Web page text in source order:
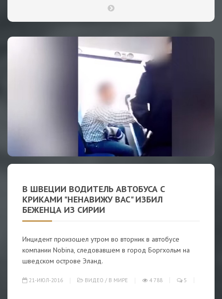
В ШВЕЦИИ ВОДИТЕЛЬ АВТОБУСА С
КРИКАМИ "НЕНАВИЖУ ВАС" ИЗБИЛ
БЕЖЕНЦА ИЗ СИРИИ
Инцидент произошел утром во вторник в автобусе
компании Nobina, следовавшем в город Боргхольм на
шведском острове Эланд.
21-ИЮЛ-2016 ВИДЕО / В МИРЕ 4 788 5